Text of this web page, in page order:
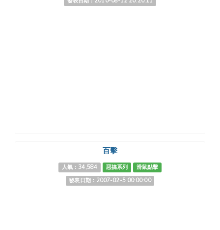
百擊
人氣：34,584 惡搞系列
滑鼠點擊
發表日期：2007-02-5 00:00:00